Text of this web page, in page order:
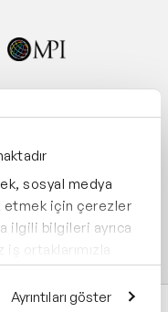
sosyal medya
etmek için çerezler
ilgili bilgileri ayrıca
ortaklarımızla
kendilerine
topladıkları
Ayrıntıları göster